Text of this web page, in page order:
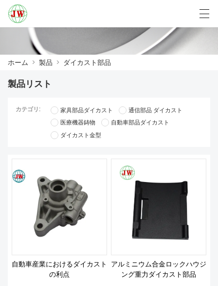
製品
ケース
工場展示
我々に連絡し
私たちについて
العربية Deutsch English
ホーム > 製品 > ダイカスト部品
製品リスト
カテゴリ: 家具部品ダイカスト
通信部品 ダイカスト
医療機器鋳物
自動車部品ダイカスト
ダイカスト金型
自動車産業におけるダイカスト
の利点
アルミニウム合金ロックハウジ
ング重力ダイカスト部品